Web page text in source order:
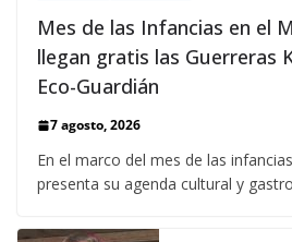
Mes de las Infancias en el
llegan gratis las Guerreras
Eco-Guardián
7 agosto, 2026
En el marco del mes de las
presenta su agenda cultural y